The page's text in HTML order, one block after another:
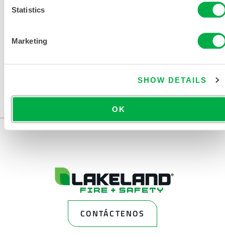
Statistics
Marketing
SHOW DETAILS
OK
DOCUMENTOS RELACIONADOS
CONTÁCTENOS